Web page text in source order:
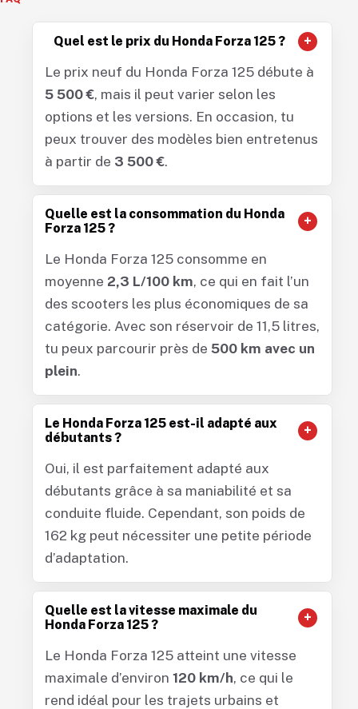
Quel est le prix du Honda Forza 125 ?
Le prix neuf du Honda Forza 125 débute à
5 500 €, mais il peut varier selon les
options et les versions. En occasion, tu
peux trouver des modèles bien entretenus
à partir de 3 500 €.
Quelle est la consommation du Honda
Forza 125 ?
Le Honda Forza 125 consomme en
moyenne 2,3 L/100 km, ce qui en fait l’un
des scooters les plus économiques de sa
catégorie. Avec son réservoir de 11,5 litres,
tu peux parcourir près de 500 km avec un
plein.
Le Honda Forza 125 est-il adapté aux
débutants ?
Oui, il est parfaitement adapté aux
débutants grâce à sa maniabilité et sa
conduite fluide. Cependant, son poids de
162 kg peut nécessiter une petite période
d’adaptation.
Quelle est la vitesse maximale du
Honda Forza 125 ?
Le Honda Forza 125 atteint une vitesse
maximale d’environ 120 km/h, ce qui le
rend idéal pour les trajets urbains et